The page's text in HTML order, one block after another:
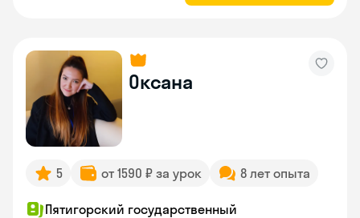
Оксана
5 от 1590 ₽ за урок 8 лет опыта
Пятигорский государственный